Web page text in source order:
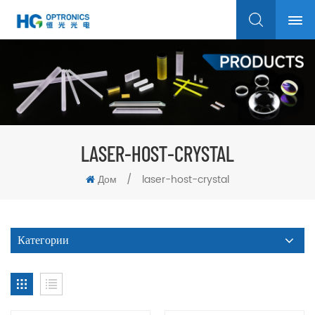
LASER-HOST-CRYSTAL
Дом / laser-host-crystal
Категории